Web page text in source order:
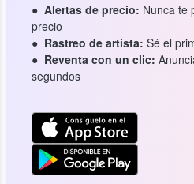
Alertas de precio: Nunca te
precio
Rastreo de artista: Sé el
Reventa con un clic:
segundos